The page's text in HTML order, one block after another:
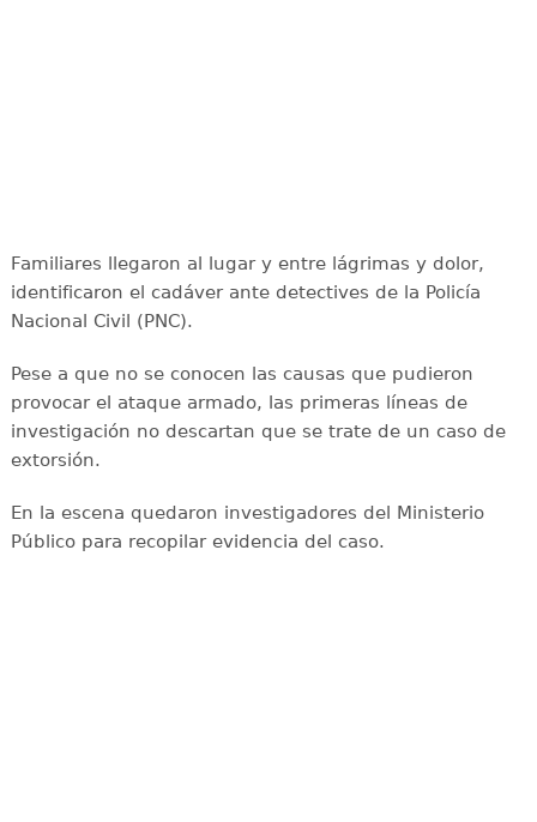
Familiares llegaron al lugar y entre lágrimas y dolor,
identificaron el cadáver ante detectives de la Policía
Nacional Civil (PNC).
Pese a que no se conocen las causas que pudieron
provocar el ataque armado, las primeras líneas de
investigación no descartan que se trate de un caso de
extorsión.
En la escena quedaron investigadores del Ministerio
Público para recopilar evidencia del caso.